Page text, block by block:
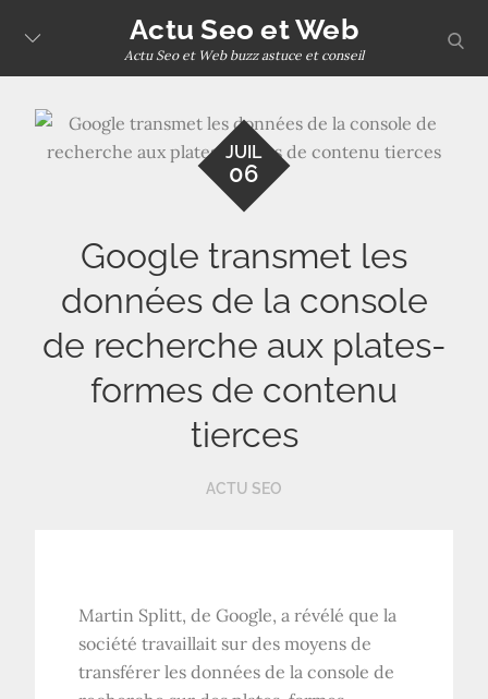
content
Actu Seo et Web
Actu Seo et Web buzz astuce et conseil
JUIL
06
Google transmet les
données de la console
de recherche aux plates-
formes de contenu
tierces
ACTU SEO
Martin Splitt, de Google, a révélé que la
société travaillait sur des moyens de
transférer les données de la console de